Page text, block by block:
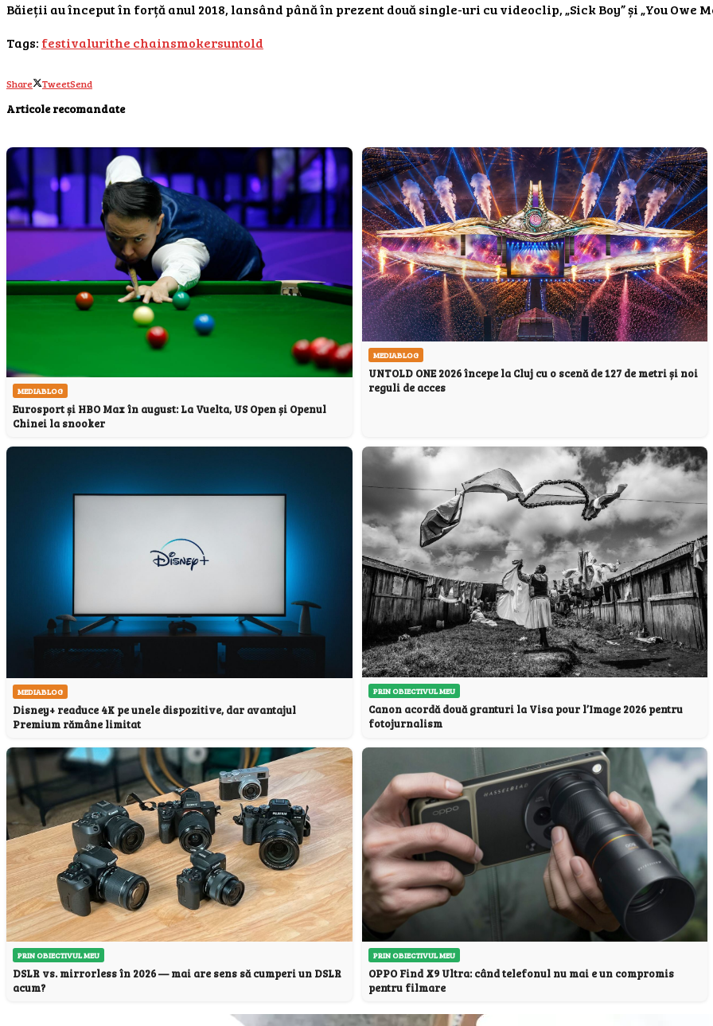
Băieții au început în forță anul 2018, lansând până în prezent două single-uri cu videoclip, „Sick Boy” și „You Owe
Tags: festivalurithe chainsmokersuntold
Share TweetSend
Articole recomandate
MEDIABLOG
Eurosport și HBO Max în august: La Vuelta, US Open și Openul
Chinei la snooker
MEDIABLOG
UNTOLD ONE 2026 începe la Cluj cu o scenă de 127 de metri și noi
reguli de acces
MEDIABLOG
Disney+ readuce 4K pe unele dispozitive, dar avantajul
Premium rămâne limitat
PRIN OBIECTIVUL MEU
Canon acordă două granturi la Visa pour l’Image 2026 pentru
fotojurnalism
PRIN OBIECTIVUL MEU
DSLR vs. mirrorless în 2026 — mai are sens să cumperi un DSLR
acum?
PRIN OBIECTIVUL MEU
OPPO Find X9 Ultra: când telefonul nu mai e un compromis
pentru filmare